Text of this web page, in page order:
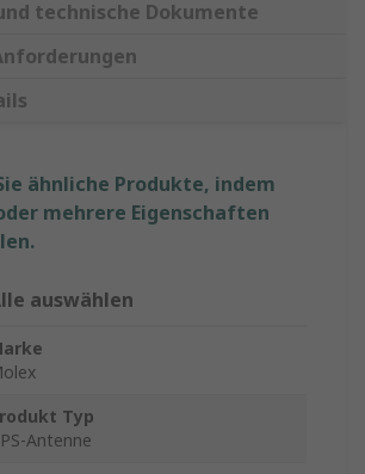
technische Dokumente
ähnliche Produkte, indem
mehrere Eigenschaften
auswählen
Typ
Antenne